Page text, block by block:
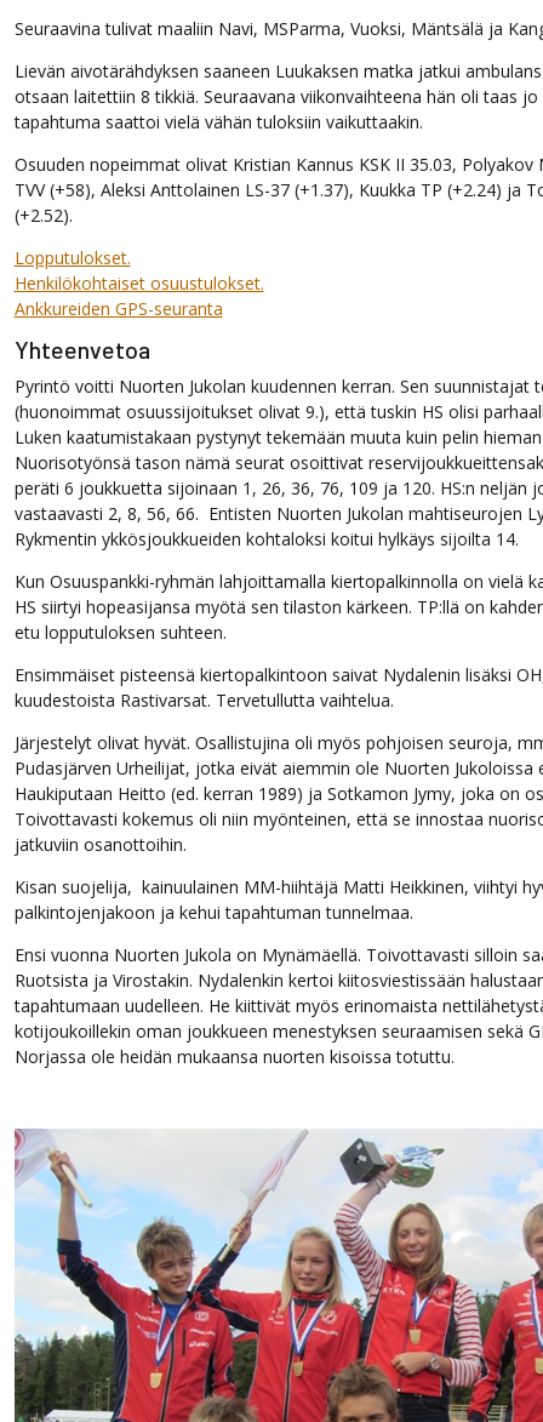
Seuraavina tulivat maaliin Navi, MSParma, Vuoksi, Mäntsälä ja
Lievän aivotärähdyksen saaneen Luukaksen matka jatkui
otsaan laitettiin 8 tikkiä. Seuraavana viikonvaihteena hän oli taas jo
tapahtuma saattoi vielä vähän tuloksiin vaikuttaakin.
Osuuden nopeimmat olivat Kristian Kannus KSK II 35.03, Polyakov
TVV (+58), Aleksi Anttolainen LS-37 (+1.37), Kuukka TP (+2.24) ja
(+2.52).
Lopputulokset.
Henkilökohtaiset osuustulokset.
Ankkureiden GPS-seuranta
Yhteenvetoa
Pyrintö voitti Nuorten Jukolan kuudennen kerran. Sen suunnistajat
(huonoimmat osuussijoitukset olivat 9.), että tuskin HS olisi
Luken kaatumistakaan pystynyt tekemään muuta kuin pelin
Nuorisotyönsä tason nämä seurat osoittivat
peräti 6 joukkuetta sijoinaan 1, 26, 36, 76, 109 ja 120. HS:n neljän
vastaavasti 2, 8, 56, 66. Entisten Nuorten Jukolan mahtiseurojen
Rykmentin ykkösjoukkueiden kohtaloksi koitui hylkäys sijoilta 14.
Kun Osuuspankki-ryhmän lahjoittamalla kiertopalkinnolla on vielä
HS siirtyi hopeasijansa myötä sen tilaston kärkeen. TP:llä on
etu lopputuloksen suhteen.
Ensimmäiset pisteensä kiertopalkintoon saivat Nydalenin lisäksi
kuudestoista Rastivarsat. Tervetullutta vaihtelua.
Järjestelyt olivat hyvät. Osallistujina oli myös pohjoisen seuroja,
Pudasjärven Urheilijat, jotka eivät aiemmin ole Nuorten Jukoloissa
Haukiputaan Heitto (ed. kerran 1989) ja Sotkamon Jymy, joka on
Toivottavasti kokemus oli niin myönteinen, että se innostaa
jatkuviin osanottoihin.
Kisan suojelija, kainuulainen MM-hiihtäjä Matti Heikkinen, viihtyi
palkintojenjakoon ja kehui tapahtuman tunnelmaa.
Ensi vuonna Nuorten Jukola on Mynämäellä. Toivottavasti silloin
Ruotsista ja Virostakin. Nydalenkin kertoi kiitosviestissään
tapahtumaan uudelleen. He kiittivät myös erinomaista
kotijoukoillekin oman joukkueen menestyksen seuraamisen sekä
Norjassa ole heidän mukaansa nuorten kisoissa totuttu.